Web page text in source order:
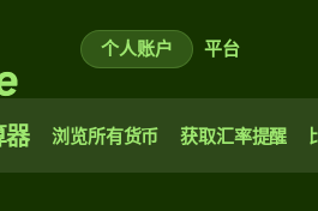
个人账户 平台
器 浏览所有货币 获取汇率提醒